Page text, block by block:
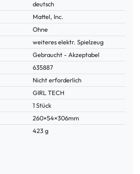
deutsch
Mattel, Inc.
Ohne
weiteres elektr. Spielzeug
Gebraucht - Akzeptabel
635887
Nicht erforderlich
GIRL TECH
1 Stück
260×54×306mm
423 g